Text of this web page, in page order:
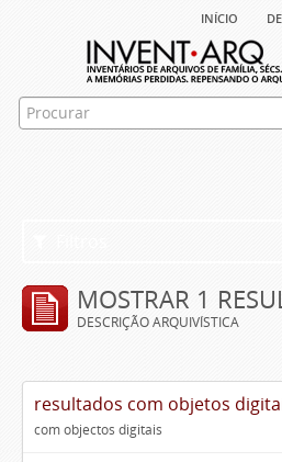
início
MOSTRAR 1
DESCRIÇÃO ARQUIVÍSTICA
resultados com objetos
com objectos digitais